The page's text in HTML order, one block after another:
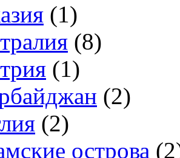
(1)
(8)
(1)
(2)
(2)
острова